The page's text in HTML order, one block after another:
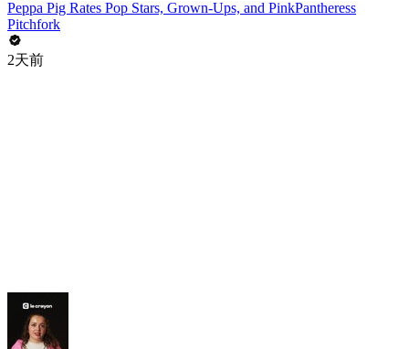
Peppa Pig Rates Pop Stars, Grown-Ups, and PinkPantheress
Pitchfork
2天前